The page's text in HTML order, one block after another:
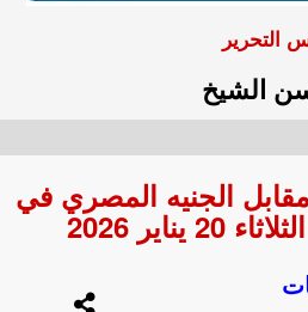
التحرير
الشيخ
الجنيه المصري في
يناير 2026